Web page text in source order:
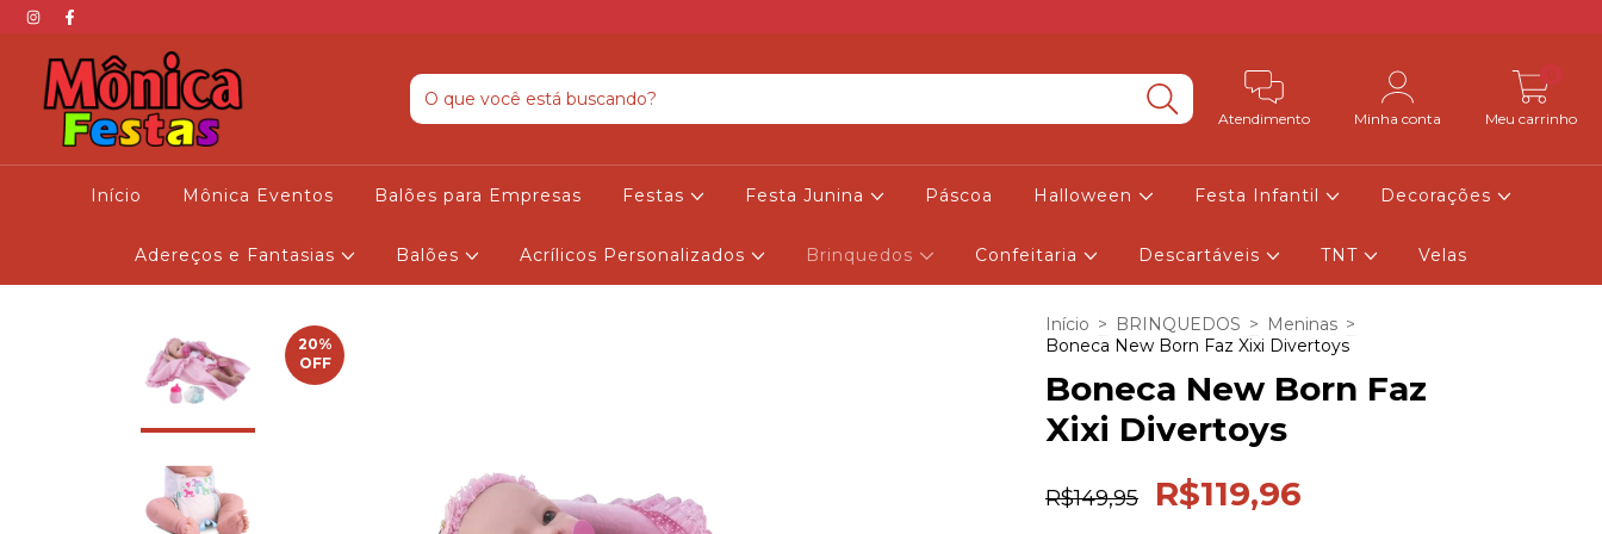
Atendimento Minha conta Meu carrinho
Início Mônica Eventos Balões para Empresas Festas Festa Junina Páscoa Halloween Festa Infantil Decorações
Adereços e Fantasias Balões Acrílicos Personalizados Brinquedos Confeitaria Descartáveis TNT Velas
20%
OFF
Início > BRINQUEDOS > Meninas >
Boneca New Born Faz Xixi Divertoys
Boneca New Born Faz
Xixi Divertoys
R$149,95 R$119,96